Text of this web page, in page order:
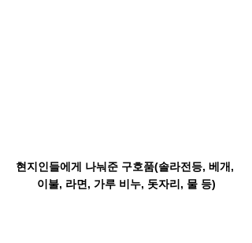
현지인들에게 나눠준 구호품(솔라전등, 베개,
이불, 라면, 가루 비누, 돗자리, 물 등)